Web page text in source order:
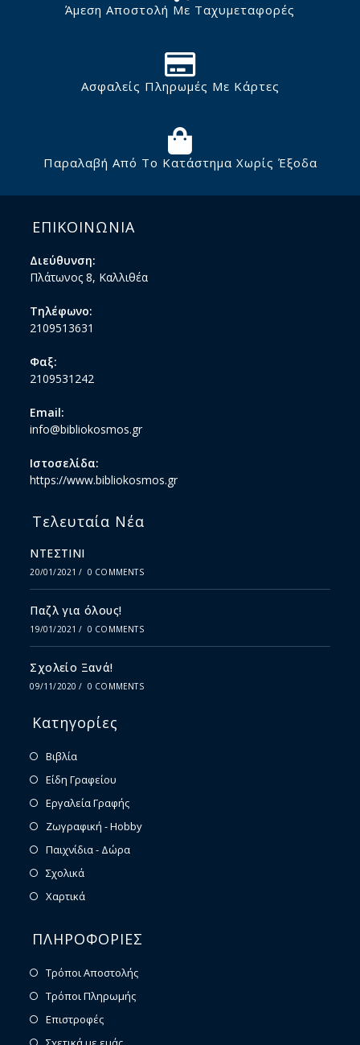
Άμεση Αποστολή Με Ταχυμεταφορές
Ασφαλείς Πληρωμές Με Κάρτες
Παραλαβή Από Το Κατάστημα Χωρίς Έξοδα
ΕΠΙΚΟΙΝΩΝΙΑ
Διεύθυνση:
Πλάτωνος 8, Καλλιθέα
Τηλέφωνο:
2109513631
Φαξ:
2109531242
Email:
info@bibliokosmos.gr
Ιστοσελίδα:
https://www.bibliokosmos.gr
Τελευταία Νέα
ΝΤΕΣΤΙΝΙ
20/01/2021 / 0 COMMENTS
Παζλ για όλους!
19/01/2021 / 0 COMMENTS
Σχολείο Ξανά!
09/11/2020 / 0 COMMENTS
Κατηγορίες
Βιβλία
Είδη Γραφείου
Εργαλεία Γραφής
Ζωγραφική - Hobby
Παιχνίδια - Δώρα
Σχολικά
Χαρτικά
ΠΛΗΡΟΦΟΡΙΕΣ
Τρόποι Αποστολής
Τρόποι Πληρωμής
Επιστροφές